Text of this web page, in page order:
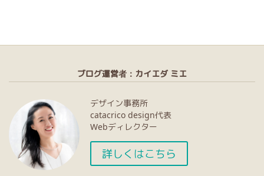
ブログ運営者：カイエダ ミエ
デザイン事務所
catacrico design代表
Webディレクター
詳しくはこちら